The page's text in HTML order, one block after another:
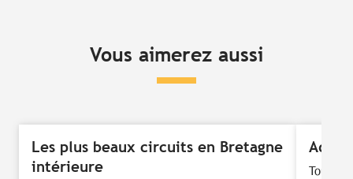
Vous aimerez aussi
Les plus beaux circuits en Bretagne
intérieure
Tout le